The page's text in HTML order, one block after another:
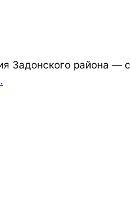
Задонского района